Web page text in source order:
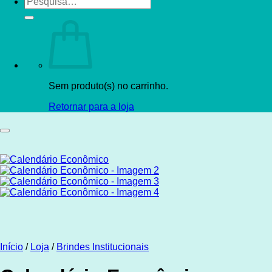
por:
Sem produto(s) no carrinho.
Retornar para a loja
Início / Loja / Brindes Institucionais